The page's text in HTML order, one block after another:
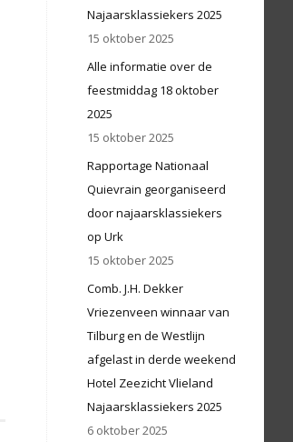
Najaarsklassiekers 2025
15 oktober 2025
Alle informatie over de
feestmiddag 18 oktober
2025
15 oktober 2025
Rapportage Nationaal
Quievrain georganiseerd
door najaarsklassiekers
op Urk
15 oktober 2025
Comb. J.H. Dekker
Vriezenveen winnaar van
Tilburg en de Westlijn
afgelast in derde weekend
Hotel Zeezicht Vlieland
Najaarsklassiekers 2025
6 oktober 2025